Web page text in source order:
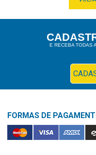
&
LOCALIZAÇÃO
E RECEBA TODAS
FORMAS DE